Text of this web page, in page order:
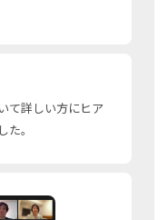
て詳しい方にヒア
。